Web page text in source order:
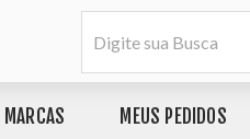
MARCAS MEUS PEDIDOS